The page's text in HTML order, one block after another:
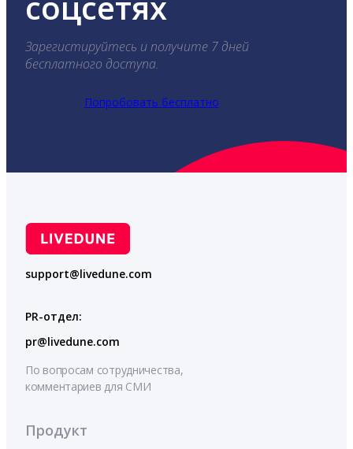
Зарегистируйтесь и получите 7 дней
бесплатного доступа.
Попробовать бесплатно
support@livedune.com
PR-отдел:
pr@livedune.com
По вопросам сотрудничества,
комментариев для СМИ
Продукт